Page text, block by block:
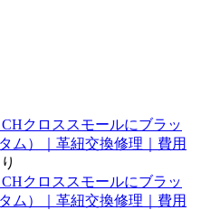
クロススモールにブラッ
ム）｜革紐交換修理｜費用
クロススモールにブラッ
ム）｜革紐交換修理｜費用